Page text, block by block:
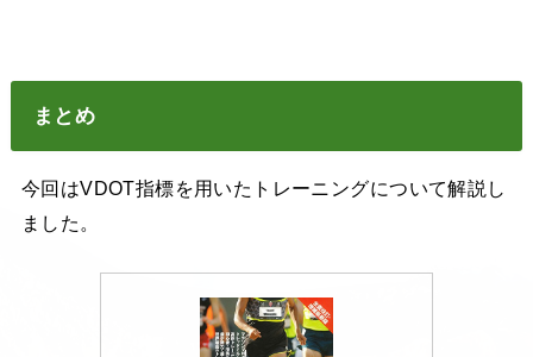
まとめ
今回はVDOT指標を用いたトレーニングについて解説し
ました。